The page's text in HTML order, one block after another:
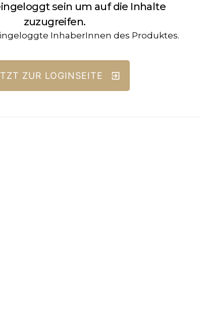
sein um auf die Inhalte
zuzugreifen.
InhaberInnen des Produktes.
ZUR LOGINSEITE